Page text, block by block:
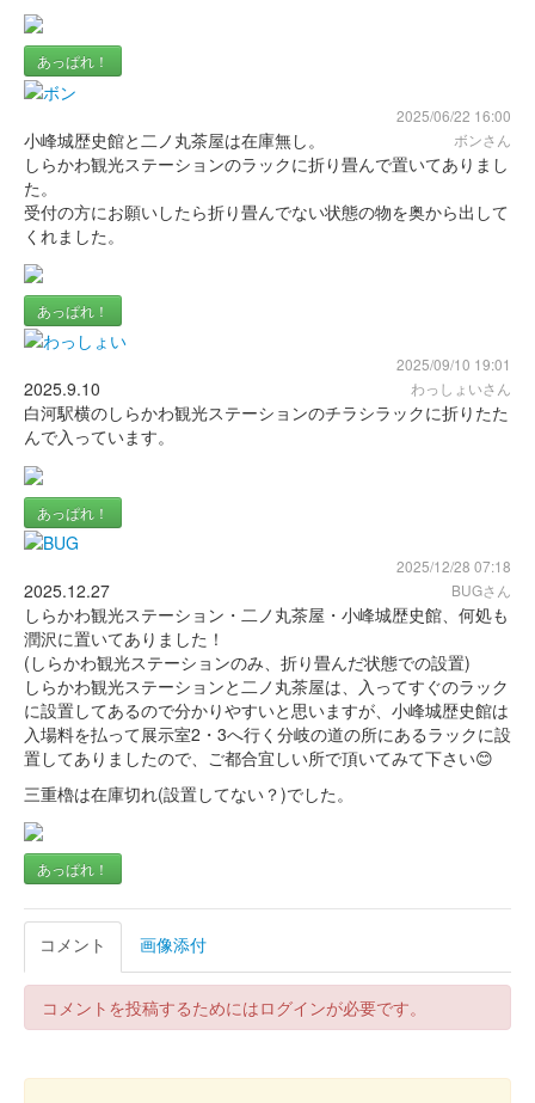
あっぱれ！
2025/06/22 16:00
ボンさん
小峰城歴史館と二ノ丸茶屋は在庫無し。
しらかわ観光ステーションのラックに折り畳んで置いてありまし
た。
受付の方にお願いしたら折り畳んでない状態の物を奥から出して
くれました。
あっぱれ！
2025/09/10 19:01
わっしょいさん
2025.9.10
白河駅横のしらかわ観光ステーションのチラシラックに折りたた
んで入っています。
あっぱれ！
2025/12/28 07:18
BUGさん
2025.12.27
しらかわ観光ステーション・二ノ丸茶屋・小峰城歴史館、何処も
潤沢に置いてありました！
(しらかわ観光ステーションのみ、折り畳んだ状態での設置)
しらかわ観光ステーションと二ノ丸茶屋は、入ってすぐのラック
に設置してあるので分かりやすいと思いますが、小峰城歴史館は
入場料を払って展示室2・3へ行く分岐の道の所にあるラックに設
置してありましたので、ご都合宜しい所で頂いてみて下さい😊
三重櫓は在庫切れ(設置してない？)でした。
あっぱれ！
コメント 画像添付
コメントを投稿するためにはログインが必要です。